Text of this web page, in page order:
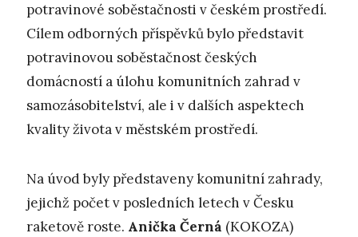
potravinové soběstačnosti v českém prostředí.
Cílem odborných příspěvků bylo představit
potravinovou soběstačnost českých
domácností a úlohu komunitních zahrad v
samozásobitelství, ale i v dalších aspektech
kvality života v městském prostředí.
Na úvod byly představeny komunitní zahrady,
jejichž počet v posledních letech v Česku
raketově roste. Anička Černá (KOKOZA)